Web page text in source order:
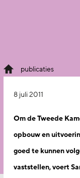
publicaties
8 juli 2011
Om de Tweede
opbouw en
goed te kunnen
vaststellen, voert